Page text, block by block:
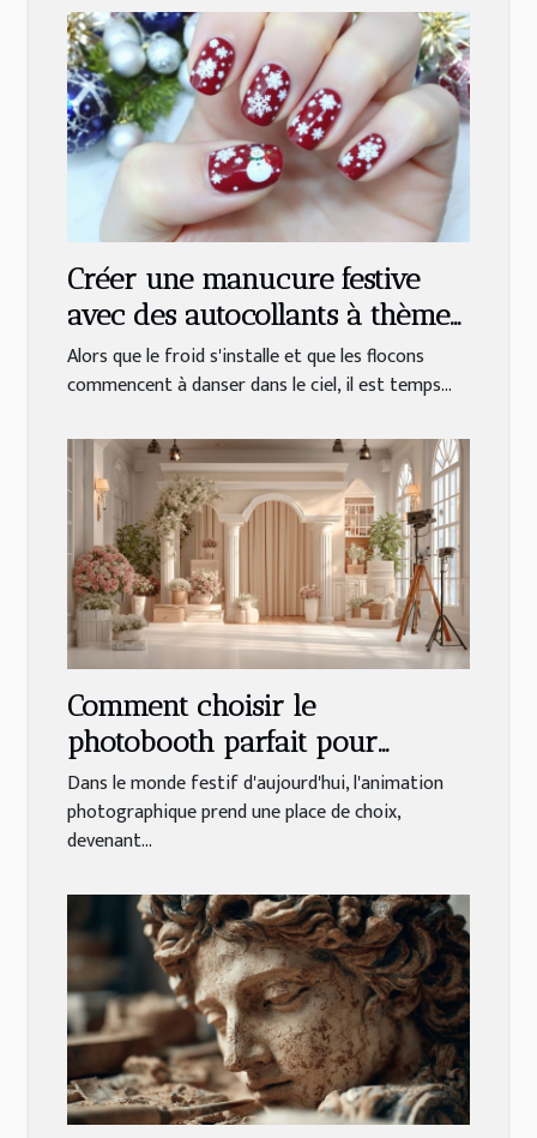
Créer une manucure festive
avec des autocollants à thème
hivernal
Alors que le froid s'installe et que les flocons
commencent à danser dans le ciel, il est temps...
Comment choisir le
photobooth parfait pour
chaque type d'événement
Dans le monde festif d'aujourd'hui, l'animation
photographique prend une place de choix,
devenant...